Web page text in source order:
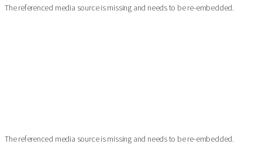
The referenced media source is missing and needs to be re-embedded.
The referenced media source is missing and needs to be re-embedded.